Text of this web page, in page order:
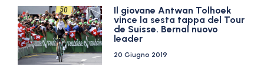
Il giovane Antwan Tolhoek
vince la sesta tappa del Tour
de Suisse. Bernal nuovo
leader
20 Giugno 2019